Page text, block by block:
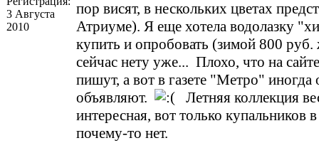
3 Августа
2010
пор висят, в нескольких цветах
Атриуме). Я еще хотела водолазку
купить и опробовать (зимой 800
сейчас нету уже... Плохо, что на
пишут, а вот в газете "Метро" иногда
объявляют.
Летняя коллекция
интересная, вот только купальников
почему-то нет.